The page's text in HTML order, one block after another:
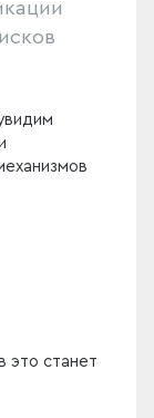
это станет